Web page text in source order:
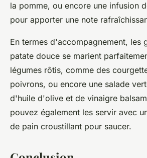
la pomme, ou encore une infusion
pour apporter une note
En termes d'accompagnement, les
patate douce se marient
légumes rôtis, comme des
poivrons, ou encore une salade
d'huile d'olive et de vinaigre
pouvez également les servir avec
de pain croustillant pour saucer.